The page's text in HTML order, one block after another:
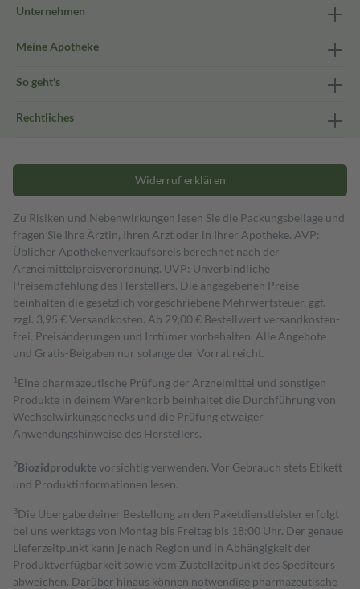
Unternehmen
Meine Apotheke
So geht's
Rechtliches
Widerruf erklären
Zu Risiken und Nebenwirkungen lesen Sie die Packungsbeilage und
fragen Sie Ihre Ärztin, Ihren Arzt oder in Ihrer Apotheke. AVP:
Üblicher Apothekenverkaufspreis berechnet nach der
Arzneimittelpreisverordnung. UVP: Unverbindliche
Preisempfehlung des Herstellers. Die angegebenen Preise
beinhalten die gesetzlich vorgeschriebene Mehrwertsteuer, ggf.
zzgl. 3,95 € Versandkosten. Ab 29,00 € Bestell­wert versand­kosten­
frei. Preisänderungen und Irrtümer vorbehalten. Alle Angebote
und Gratis-Beigaben nur solange der Vorrat reicht.
1 Eine pharmazeutische Prüfung der Arzneimittel und sonstigen
Produkte in deinem Warenkorb beinhaltet die Durchführung von
Wechselwirkungschecks und die Prüfung etwaiger
Anwendungshinweise des Herstellers.
2Biozidproduktevorsichtig verwenden. Vor Gebrauch stets Etikett
und Produktinformationen lesen.
3Die Übergabe deiner Bestellung an den Paketdienstleister erfolgt
bei uns werktags von Montag bis Freitag bis 18:00 Uhr. Der genaue
Lieferzeitpunkt kann je nach Region und in Abhängigkeit der
Produktverfügbarkeit sowie vom Zustellzeitpunkt des Spediteurs
abweichen. Darüber hinaus können notwendige pharmazeutische